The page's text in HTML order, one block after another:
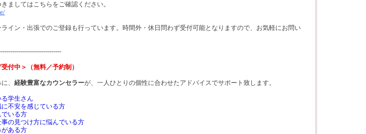
ましてはこちらをご確認ください。
イン・出張でのご登録も行っています。時間外・休日問わず受付可能となりますので、お気軽にお問い
付中＞（無料／予約制）
、 経験豊富なカウンセラーが、一人ひとりの個性に合わせたアドバイスでサポート致します。
学生さん
不安を感じている方
いる方
の見つけ方に悩んでいる方
ある方